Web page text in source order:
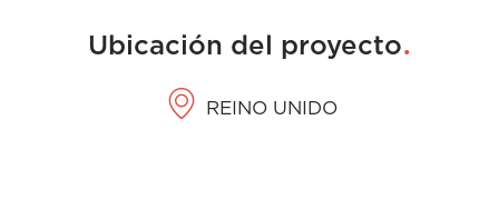
Ubicación del proyecto.
REINO UNIDO